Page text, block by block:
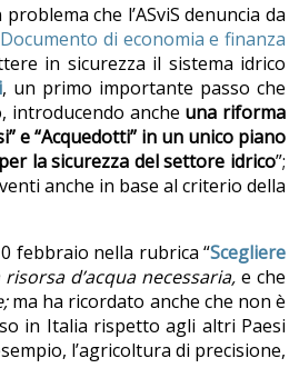
problema che l’ASviS denuncia da
Documento di economia e finanza
in sicurezza il sistema idrico
, un primo importante passo che
introducendo anche una riforma
e “Acquedotti” in un unico piano
la sicurezza del settore idrico”;
anche in base al criterio della
febbraio nella rubrica “Scegliere
d’acqua necessaria, e che
ma ha ricordato anche che non è
in Italia rispetto agli altri Paesi
l’agricoltura di precisione,